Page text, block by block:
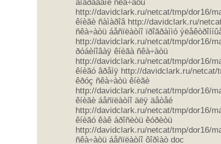
àíäðååâîé ñêà÷àòü
http://davidclark.ru/netcat/tmp/dor16/
êíèãè ñàìàðîâ http://davidclark.ru/
ñêà÷àòü áåñïëàòíî ïðîãðàììó
http://davidclark.ru/netcat/tmp/dor16/
ðóáèíîâàÿ êíèãà ñêà÷àòü
http://davidclark.ru/netcat/tmp/dor16/
êíèãó âðåìÿ http://davidclark.ru/netcat/
êðóç ñêà÷àòü êíèãè
http://davidclark.ru/netcat/tmp/dor16/
êíèãè áåñïëàòíî äëÿ äåòåé
http://davidclark.ru/netcat/tmp/dor16/
êíèãó êàê áðîñèòü êóðèòü
http://davidclark.ru/netcat/tmp/dor16/
ñêà÷àòü áåñïëàòíî ôîðìàò doc